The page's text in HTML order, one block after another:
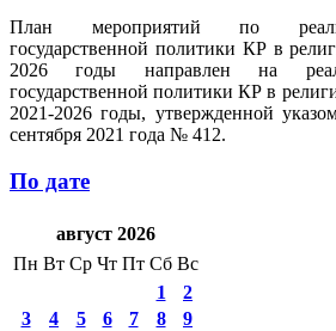
План мероприятий по
государственной политики КР в
2026 годы направлен на
государственной политики КР в
2021-2026 годы, утвержденной
сентября 2021 года № 412.
По дате
август 2026
Пн Вт Ср Чт Пт Сб Вс
1
2
3
4 5 6 7 8
9